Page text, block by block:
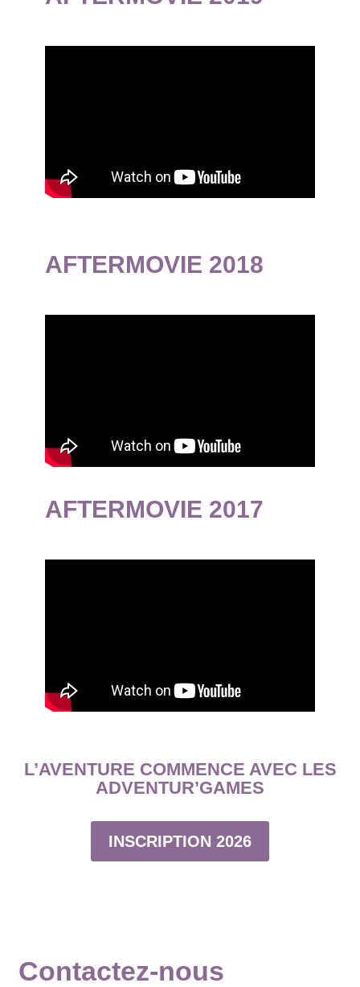
AFTERMOVIE 2018
AFTERMOVIE 2017
L’AVENTURE COMMENCE AVEC LES
ADVENTUR’GAMES
INSCRIPTION 2026
Contactez-nous